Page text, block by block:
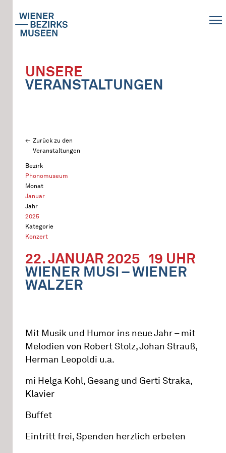
UNSERE
VERANSTALTUNGEN
Zurück zu den
Veranstaltungen
Bezirk
Phonomuseum
Monat
Januar
Jahr
2025
Kategorie
Konzert
22. JANUAR 2025 19 UHR
WIENER MUSI – WIENER
WALZER
Mit Musik und Humor ins neue Jahr – mit
Melodien von Robert Stolz, Johan Strauß,
Herman Leopoldi u.a.
mi Helga Kohl, Gesang und Gerti Straka,
Klavier
Buffet
Eintritt frei, Spenden herzlich erbeten